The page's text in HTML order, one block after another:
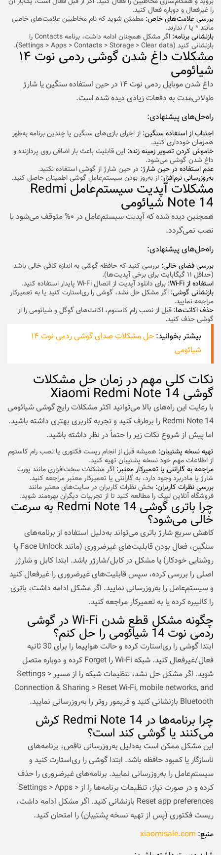
را غیرفعال و دوباره فعال کنید.
بررسی علامت‌های خاص: مطمئن شوید که نام مخاطبین علامت‌های خاصی
مانند * یا / ندارند.
بازنشانی برنامه:
اگر مشکل همچنان ادامه داشت، برنامه Contacts را
بازنشانی کنید (Settings > Apps > Contacts > Storage > Clear data).
مشکلات داغ شدن گوشی ردمی نوت ۱۴
شیائومی
داغ شدنموبایل
ردمی نوت ۱۴ در حین استفاده سنگین یا شارژ
طولانی‌مدت به دفعات زیادی دیده شده است.
راه‌حل‌های پیشنهادی:
اجتناب از استفاده سنگین: از اجرای بازی‌های سنگین یا چندین برنامه به‌طور
همزمان خودداری کنید.
خاموش کردن تصویر زمینه زنده: این قابلیت باعث بار اضافی روی پردازنده و
داغ شدن گوشی می‌شود.
عدم استفاده در حین شارژ: در حین شارژ از گوشی استفاده نکنید.
به‌روزرسانی نرم‌افزار: از به‌روز بودن سیستم‌عامل گوشی اطمینان حاصل کنید.
مشکلات آپدیت سیستم‌عامل Redmi
Note 14 شیائومی
همچنین دیده شده که آپدیت سیستم‌عامل در ۰% متوقف می‌شود یا
نصب نمی‌‌گردد.
راه‌حل‌های پیشنهادی:
بررسی فضای خالی: بررسی کنید که حافظه گوشی به اندازه کافی خالی باشد
(حداقل ۱۱ گیگابایت برای برخی آپدیت‌ها).
استفاده از Wi-Fi:
برای دانلود آپدیت از اتصال Wi-Fi پایدار استفاده کنید.
بازنشانی گوشی: اگر مشکل حل نشد، گوشی را ری‌استارت کنید یا به تعمیرکار
مراجعه نمایید.
حذف اکانت‌ها: قبل از نصب رام کاستوم، اکانت‌های گوگل و شیائومی را از
گوشی حذف کنید.
بیشتر بخوانید:
حل مشکلات صدای گوشی ردمی نوت ۱۴
شیائومی
نکات کلی مهم در زمان حل مشکلات
گوشی Xiaomi Redmi Note 14
با رعایت این راه‌های بالا می‌توانید اکثر مشکلات رایج گوشی شیائومی
Redmi Note 14 را برطرف کنید و تجربه کاربری بهتری داشته باشید.
اما پیش از شروع نکات زیر را حتماً در نظر داشته باشید.
تهیه نسخه پشتیبان: همیشه قبل از انجام ریست فکتوری یا نصب رام کاستوم
از اطلاعات مهم خود نسخه پشتیبان تهیه کنید.
مراجعه به گارانتی یا تعمیرکار معتبر: اگر مشکلات سخت‌افزاری مانند پورت
شارژ یا مادربرد وجود دارد، به گارانتی یا تعمیرکار معتبر مراجعه کنید.
بررسی نظرات کاربران: بخش نظرات کاربران در سایت‌های معتبر مانند
فروشگاه آنلاین لیپک را مطالعه کنید تا از تجربیات دیگران بهره‌مند شوید.
چرا باتری گوشی Redmi Note 14 به سرعت
خالی می‌شود؟
کاهش سریع شارژ باتری می‌تواند به‌دلیل استفاده از برنامه‌های
سنگین، فعال بودن قابلیت‌های غیرضروری (مانند Face Unlock یا
روشنایی خودکار) یا مشکل در کابل/شارژر باشد. ابتدا کابل و شارژر
اصلی را بررسی کرده، سپس قابلیت‌های غیرضروری را غیرفعال کنید
و سیستم‌عامل را به‌روزرسانی نمایید. اگر مشکل ادامه داشت، باتری
را کالیبره کرده یا به تعمیرکار مراجعه کنید.
چگونه مشکل قطع شدن Wi-Fi در گوشی
ردمی نوت 14 شیائومی را حل کنم؟
ابتدا گوشی را ری‌استارت کرده و حالت هواپیما را برای 30 ثانیه
فعال/غیرفعال کنید. شبکه Wi-Fi را Forget کرده و دوباره متصل
شوید. اگر مشکل حل نشد، تنظیمات شبکه را از مسیر Settings >
Connection & Sharing > Reset Wi-Fi, mobile networks, and
Bluetooth بازنشانی کنید و فریمور روتر را به‌روزرسانی نمایید.
چرا برنامه‌ها در Redmi Note 14 کرش
می‌کنند یا گوشی کند است؟
این مشکل ممکن است به‌دلیل به‌روزرسانی ناقص، برنامه‌های
ناسازگار یا کمبود حافظه باشد. ابتدا گوشی را ری‌استارت کنید و
سیستم‌عامل را به‌روزرسانی نمایید. برنامه‌های غیرضروری را حذف
کرده و در صورت نیاز، تنظیمات برنامه‌ها را از Settings > Apps >
Reset app preferences بازنشانی کنید. اگر مشکل ادامه داشت،
ریست فکتوری (پس از تهیه نسخه پشتیبان) را امتحان کنید.
منبع: xiaomisale.com